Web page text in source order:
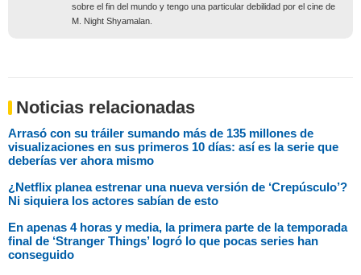
sobre el fin del mundo y tengo una particular debilidad por el cine de
M. Night Shyamalan.
Noticias relacionadas
Arrasó con su tráiler sumando más de 135 millones de
visualizaciones en sus primeros 10 días: así es la serie que
deberías ver ahora mismo
¿Netflix planea estrenar una nueva versión de ‘Crepúsculo’?
Ni siquiera los actores sabían de esto
En apenas 4 horas y media, la primera parte de la temporada
final de ‘Stranger Things’ logró lo que pocas series han
conseguido